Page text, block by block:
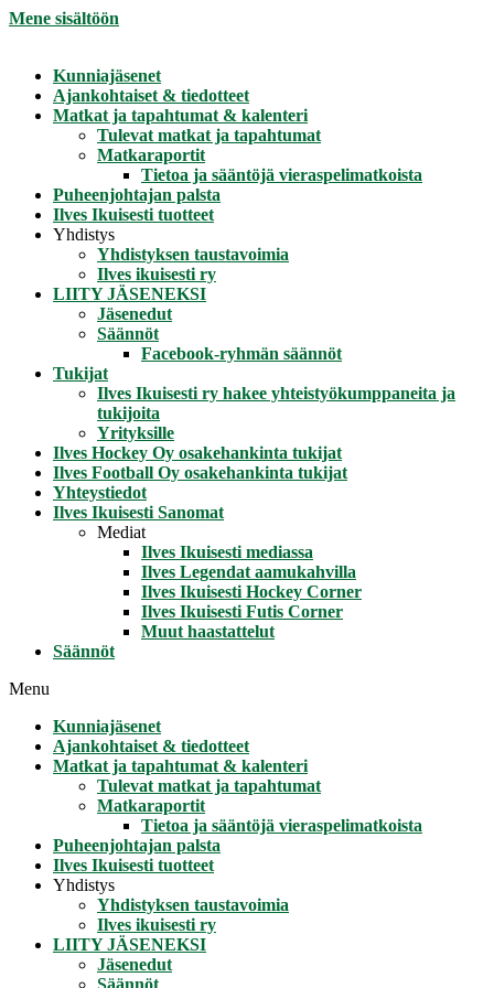
Mene sisältöön
Kunniajäsenet
Ajankohtaiset & tiedotteet
Matkat ja tapahtumat & kalenteri
Tulevat matkat ja tapahtumat
Matkaraportit
Tietoa ja sääntöjä vieraspelimatkoista
Puheenjohtajan palsta
Ilves Ikuisesti tuotteet
Yhdistys
Yhdistyksen taustavoimia
Ilves ikuisesti ry
LIITY JÄSENEKSI
Jäsenedut
Säännöt
Facebook-ryhmän säännöt
Tukijat
Ilves Ikuisesti ry hakee yhteistyökumppaneita ja
tukijoita
Yrityksille
Ilves Hockey Oy osakehankinta tukijat
Ilves Football Oy osakehankinta tukijat
Yhteystiedot
Ilves Ikuisesti Sanomat
Mediat
Ilves Ikuisesti mediassa
Ilves Legendat aamukahvilla
Ilves Ikuisesti Hockey Corner
Ilves Ikuisesti Futis Corner
Muut haastattelut
Säännöt
Menu
Kunniajäsenet
Ajankohtaiset & tiedotteet
Matkat ja tapahtumat & kalenteri
Tulevat matkat ja tapahtumat
Matkaraportit
Tietoa ja sääntöjä vieraspelimatkoista
Puheenjohtajan palsta
Ilves Ikuisesti tuotteet
Yhdistys
Yhdistyksen taustavoimia
Ilves ikuisesti ry
LIITY JÄSENEKSI
Jäsenedut
Säännöt